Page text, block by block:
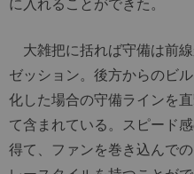
に入れることができた。
大雑把に括れば守備は前
ゼッション。後方からのビ
化した場合の守備ラインを
て含まれている。スピード
得て、ファンを巻き込んで